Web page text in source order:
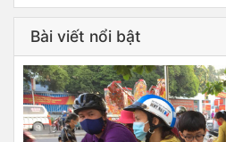
Bài viết nổi bật